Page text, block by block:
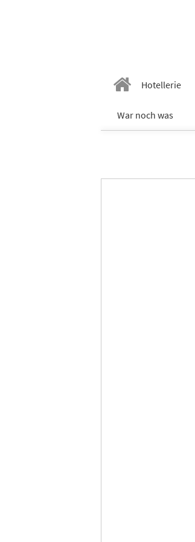
Hotellerie
War noch was